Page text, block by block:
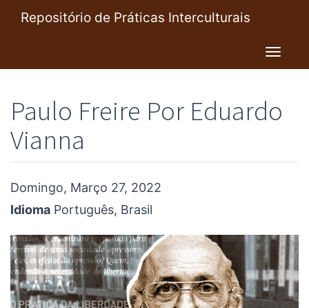
PularRepositório de Práticas Interculturais
Paulo Freire Por Eduardo
Vianna
Domingo, Março 27, 2022
Idioma Português, Brasil